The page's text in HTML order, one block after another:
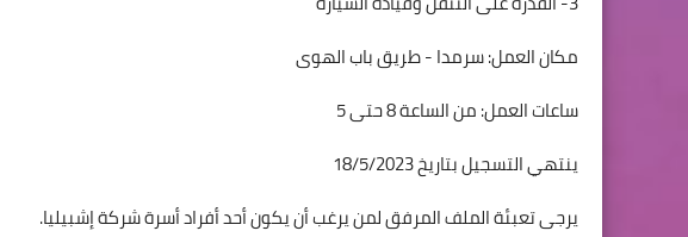
مكان العمل: سرمدا - طريق باب الهوى
ساعات العمل: من الساعة 8 حتى 5
ينتهي التسجيل بتاريخ 18/5/2023
يرجى تعبئة الملف المرفق لمن يرغب أن يكون أحد أفراد أسرة شركة إشبيليا.